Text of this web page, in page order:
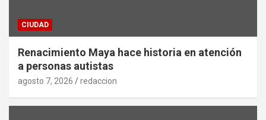
CIUDAD
Renacimiento Maya hace historia en atención
a personas autistas
agosto 7, 2026 redaccion